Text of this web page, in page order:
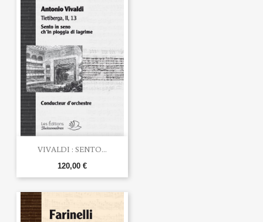
VIVALDI : SENTO...
120,00 €